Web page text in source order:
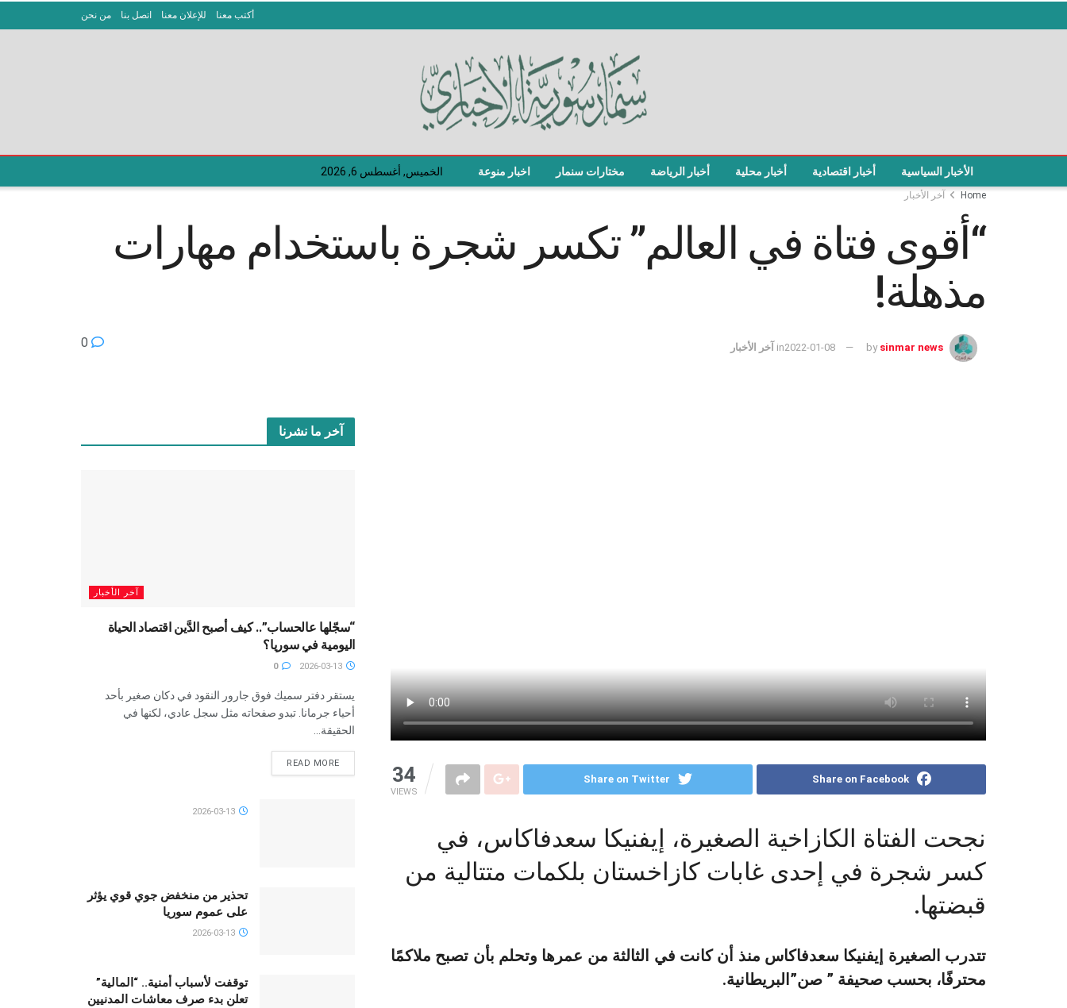
أكتب معنا للإعلان معنا اتصل بنا من نحن
الأخبار السياسية أخبار اقتصادية أخبار محلية أخبار الرياضة مختارات سنمار اخبار منوعة الخميس, أغسطس 6, 2026
Home آخر الأخبار
“أقوى فتاة في العالم” تكسر شجرة باستخدام مهارات
مذهلة!
by sinmar news
2022-01-08
in آخر الأخبار
34
VIEWS
Share on Facebook
Share on Twitter
نجحت الفتاة الكازاخية الصغيرة، إيفنيكا سعدفاكاس، في
كسر شجرة في إحدى غابات كازاخستان بلكمات متتالية من
قبضتها.
تتدرب الصغيرة إيفنيكا سعدفاكاس منذ أن كانت في الثالثة من عمرها وتحلم بأن تصبح ملاكمًا
محترفًا، بحسب صحيفة ” صن”البريطانية.
آخر ما نشرنا
آخر الأخبار
“سجّلها عالحساب”.. كيف أصبح الدَّين اقتصاد الحياة
اليومية في سوريا؟
0
يستقر دفتر سميك فوق جارور النقود في دكان صغير بأحد
أحياء جرمانا. تبدو صفحاته مثل سجل عادي، لكنها في
الحقيقة...
READ MORE
تحذير من منخفض جوي قوي يؤثر
على عموم سوريا
توقفت لأسباب أمنية.. “المالية”
تعلن بدء صرف معاشات المدنيين